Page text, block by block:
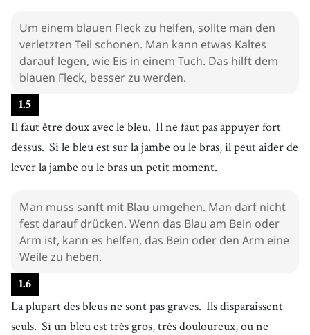
Um einem blauen Fleck zu helfen, sollte man den
verletzten Teil schonen. Man kann etwas Kaltes
darauf legen, wie Eis in einem Tuch. Das hilft dem
blauen Fleck, besser zu werden.
1.5
Il faut être doux avec le bleu. Il ne faut pas appuyer fort
dessus. Si le bleu est sur la jambe ou le bras, il peut aider de
lever la jambe ou le bras un petit moment.
Man muss sanft mit Blau umgehen. Man darf nicht
fest darauf drücken. Wenn das Blau am Bein oder
Arm ist, kann es helfen, das Bein oder den Arm eine
Weile zu heben.
1.6
La plupart des bleus ne sont pas graves. Ils disparaissent
seuls. Si un bleu est très gros, très douloureux, ou ne